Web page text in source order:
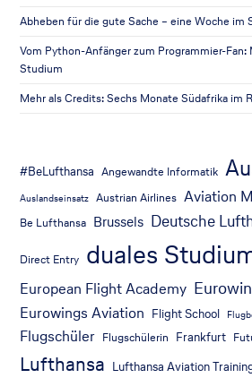
Abheben für die gute Sache – eine Woche
Vom Python-Anfänger zum Programmier-Fan:
Studium
Mehr als Credits: Sechs Monate Südafrika im
#BeLufthansa Angewandte Informatik
Auslandseinsatz Austrian Airlines Aviation
Be Lufthansa Brussels Deutsche
Direct Entry duales
European Flight Academy
Eurowings Aviation Flight School
Flugschüler Flugschülerin Frankfurt
Lufthansa Lufthansa Aviation